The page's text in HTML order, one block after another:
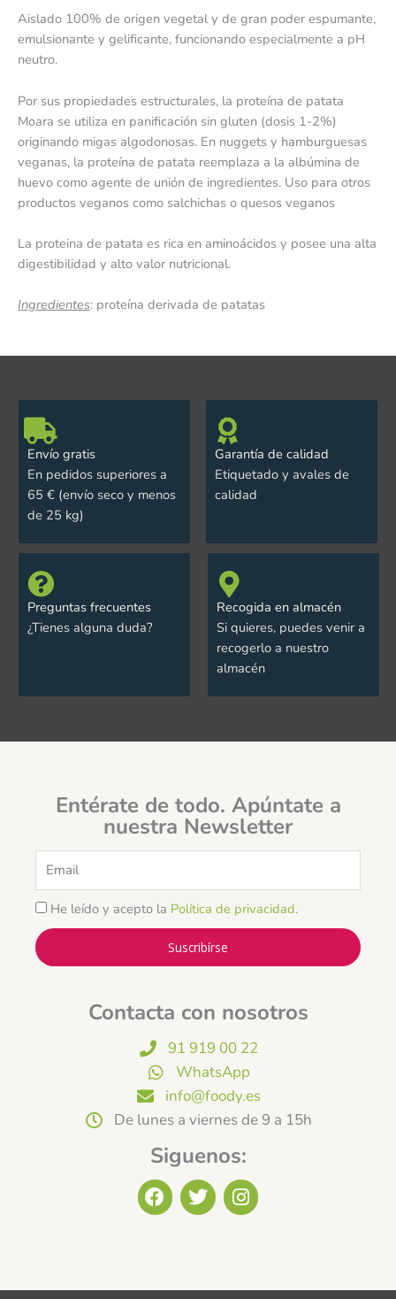
Aislado 100% de origen vegetal y de gran poder espumante,
emulsionante y gelificante, funcionando especialmente a pH
neutro.
Por sus propiedades estructurales, la proteína de patata
Moara se utiliza en panificación sin gluten (dosis 1-2%)
originando migas algodonosas. En nuggets y hamburguesas
veganas, la proteína de patata reemplaza a la albúmina de
huevo como agente de unión de ingredientes. Uso para otros
productos veganos como salchichas o quesos veganos
La proteina de patata es rica en aminoácidos y posee una alta
digestibilidad y alto valor nutricional.
Ingredientes: proteína derivada de patatas
Envío gratis
En pedidos superiores a
65 € (envío seco y menos
de 25 kg)
Garantía de calidad
Etiquetado y avales de
calidad
Preguntas frecuentes
¿Tienes alguna duda?
Recogida en almacén
Si quieres, puedes venir a
recogerlo a nuestro
almacén
Entérate de todo. Apúntate a
nuestra Newsletter
He leído y acepto la Política de privacidad.
Suscribírse
Contacta con nosotros
91 919 00 22
WhatsApp
info@foody.es
De lunes a viernes de 9 a 15h
Siguenos:
F
a
o
T
w
e
I
n
g